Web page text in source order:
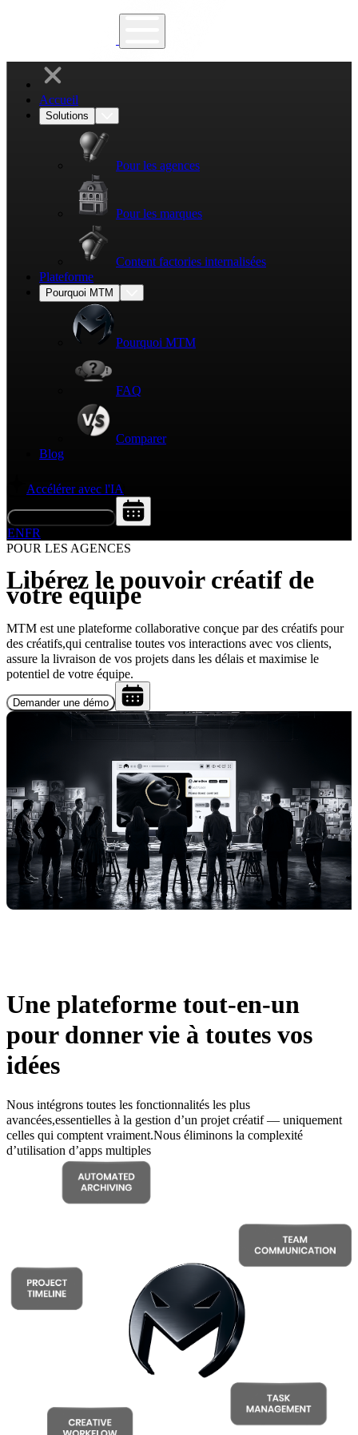
Accueil
Solutions
Pour les agences
Pour les marques
Content factories internalisées
Plateforme
Pourquoi MTM
Pourquoi MTM
FAQ
Comparer
Blog
Accélérer avec l'IA
ENFR
POUR LES AGENCES
Libérez le pouvoir créatif de
votre équipe
MTM est une plateforme collaborative conçue par des créatifs pour
des créatifs,qui centralise toutes vos interactions avec vos clients,
assure la livraison de vos projets dans les délais et maximise le
potentiel de votre équipe.
Demander une démo
Une plateforme tout-en-un
pour donner vie à toutes vos
idées
Nous intégrons toutes les fonctionnalités les plus
avancées,essentielles à la gestion d’un projet créatif — uniquement
celles qui comptent vraiment.Nous éliminons la complexité
d’utilisation d’apps multiples